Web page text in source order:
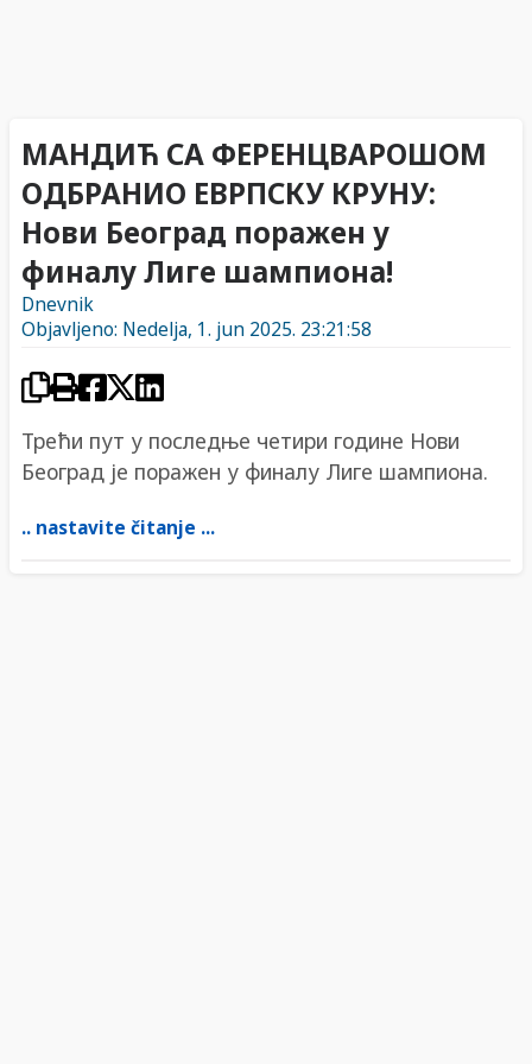
МАНДИЋ СА ФЕРЕНЦВАРОШОМ
ОДБРАНИО ЕВРПСКУ КРУНУ:
Нови Београд поражен у
финалу Лиге шампиона!
Dnevnik
Objavljeno: Nedelja, 1. jun 2025. 23:21:58
Трећи пут у последње четири године Нови
Београд је поражен у финалу Лиге шампиона.
.. nastavite čitanje ...